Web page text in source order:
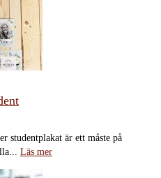
studentplakat är ett måste på
Läs mer